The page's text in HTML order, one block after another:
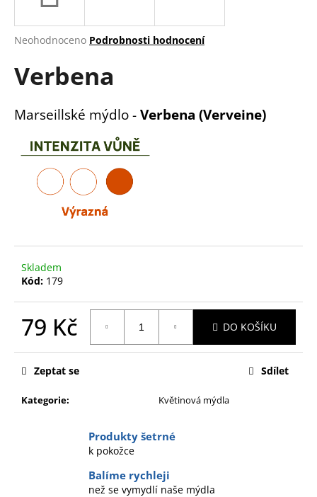
Průměrné
produktu
je
z
5
Neohodnoceno Podrobnosti hodnocení
Verbena
Marseillské mýdlo - Verbena (Verveine)
Skladem
Kód: 179
79 Kč DO KOŠÍKU
Kategorie: Květinová mýdla
Zeptat se Sdílet
Produkty šetrné
k pokožce
Balíme rychleji
než se vymydlí naše mýdla
j
t
?
o
o
u
j
e
e